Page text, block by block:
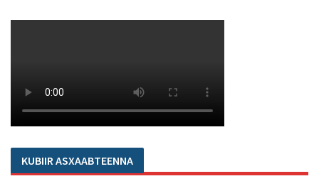
KUBIIR ASXAABTEENNA